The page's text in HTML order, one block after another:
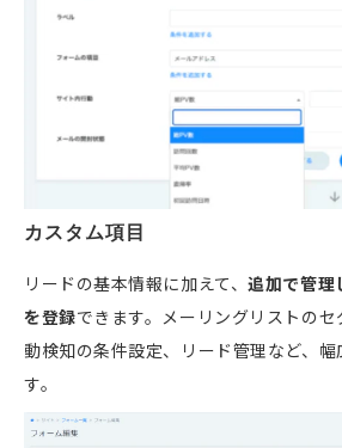
カスタム項目
リードの基本情報に加えて、追加で管理
を登録できます。メーリングリストの
動検知の条件設定、リード管理など、
す。